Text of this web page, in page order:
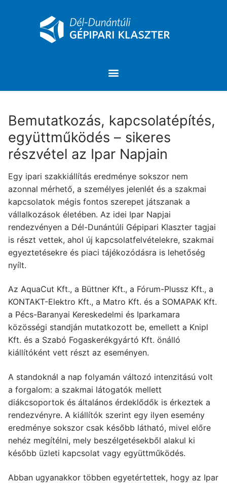
Bemutatkozás, kapcsolatépítés,
együttműködés – sikeres
részvétel az Ipar Napjain
Egy ipari szakkiállítás eredménye sokszor nem
azonnal mérhető, a személyes jelenlét és a szakmai
kapcsolatok mégis fontos szerepet játszanak a
vállalkozások életében. Az idei Ipar Napjai
rendezvényen a Dél-Dunántúli Gépipari Klaszter tagjai
is részt vettek, ahol új kapcsolatfelvételekre, szakmai
egyeztetésekre és piaci tájékozódásra is lehetőség
nyílt.
Az AquaCut Kft., a Büttner Kft., a Fórum-Plussz Kft., a
KONTAKT-Elektro Kft., a Matro Kft. és a SOMAPAK Kft.
a Pécs-Baranyai Kereskedelmi és Iparkamara
közösségi standján mutatkozott be, emellett a Knipl
Kft. és a Szabó Fogaskerékgyártó Kft. önálló
kiállítóként vett részt az eseményen.
A standoknál a nap folyamán változó intenzitású volt
a forgalom: a szakmai látogatók mellett
diákcsoportok és általános érdeklődők is érkeztek a
rendezvényre. A kiállítók szerint egy ilyen esemény
eredménye sokszor csak később látható, mivel előre
nehéz megítélni, mely beszélgetésekből alakul ki
később üzleti kapcsolat vagy együttműködés.
Abban ugyanakkor többen egyetértettek, hogy az Ipar